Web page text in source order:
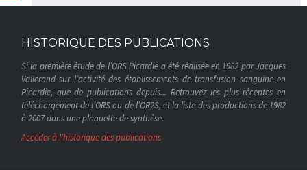
HISTORIQUE DES PUBLICATIONS
Si la première étude de l’ORS Picardie a été réalisée en 1982 par Jacques
Vallerand sur l’activité des établissements de transfusion sanguine en
Picardie, que de publications depuis... Retrouvez les plus récentes en
téléchargement de l’ORS ou de l’OR2S, et la liste des productions de 1982
à 2007 dans une plaquette de synthèse.
Accéder à l’historique des publications